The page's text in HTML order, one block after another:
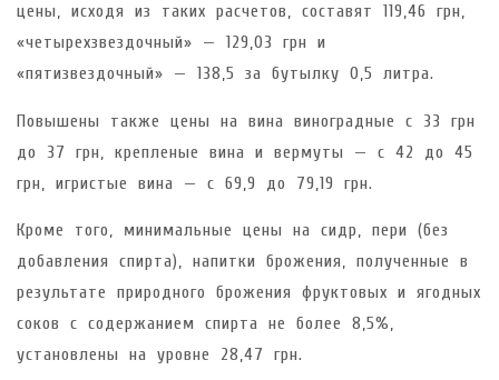
цены, исходя из таких расчетов, составят 119,46 грн,
«четырехзвездочный» — 129,03 грн и
«пятизвездочный» — 138,5 за бутылку 0,5 литра.
Повышены также цены на вина виноградные с 33 грн
до 37 грн, крепленые вина и вермуты — с 42 до 45
грн, игристые вина — с 69,9 до 79,19 грн.
Кроме того, минимальные цены на сидр, пери (без
добавления спирта), напитки брожения, полученные в
результате природного брожения фруктовых и ягодных
соков с содержанием спирта не более 8,5%,
установлены на уровне 28,47 грн.